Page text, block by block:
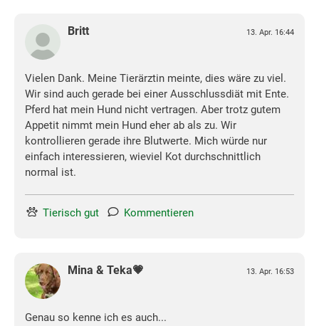
Britt 13. Apr. 16:44
Vielen Dank. Meine Tierärztin meinte, dies wäre zu viel.
Wir sind auch gerade bei einer Ausschlussdiät mit Ente.
Pferd hat mein Hund nicht vertragen. Aber trotz gutem
Appetit nimmt mein Hund eher ab als zu. Wir
kontrollieren gerade ihre Blutwerte. Mich würde nur
einfach interessieren, wieviel Kot durchschnittlich
normal ist.
Tierisch gut Kommentieren
Mina & Teka💗 13. Apr. 16:53
Genau so kenne ich es auch...